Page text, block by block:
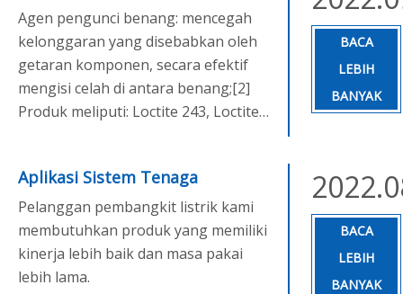
akselerator Loctite 770.Kemudian
robot desktop Loctite 200D yang ada
digunakan untuk mengaplikasikan
perekat light curing Loctite 4311 ke
area bonding, dan kemudian curing
beberapa detik.
Agen pengunci benang: mencegah
kelonggaran yang disebabkan oleh
getaran komponen, secara efektif
mengisi celah di antara benang;[2]
Produk meliputi: Loctite 243, Loctite
268 agen pengunci benang.
BACA
LEBIH
BANYAK
Aplikasi Sistem Tenaga
Pelanggan pembangkit listrik kami
membutuhkan produk yang memiliki
kinerja lebih baik dan masa pakai
lebih lama.
BACA
LEBIH
BANYAK